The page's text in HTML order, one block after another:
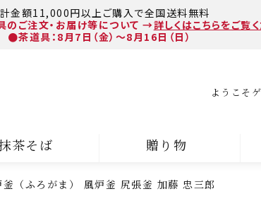
金額11,000円以上ご購入で全国送料無料
ご注文・お届け等について →詳しくはこちらをご覧
●茶道具：8月7日（金）～8月16日（日）
ようこそ
茶そば 贈り物
（ふろがま） 風炉釜 尻張釜 加藤 忠三郎